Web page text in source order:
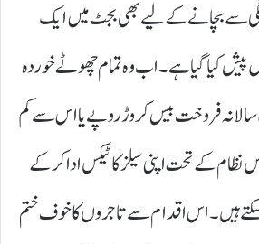
سے بچانے کے لیے بھی بجٹ میں ایک
پیش کیا گیا ہے۔ اب وہ تمام چھوٹے خوردہ
فروخت بیس کروڑ روپے یا اس سے کم
کے تحت اپنی سیلز کا ٹیکس ادا کر کے
سکتے ہیں۔ اس اقدام سے تاجروں کا خوف ختم